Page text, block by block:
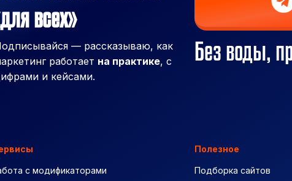
всех»
— рассказываю, как
работает на практике, с
и кейсами.
Без воды,
с модификаторами
Полезное
Подборка сайтов